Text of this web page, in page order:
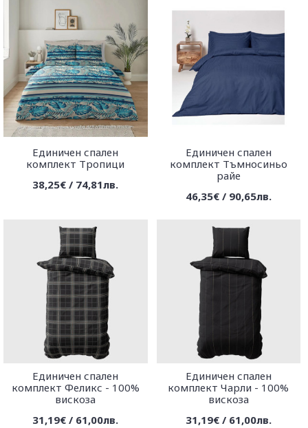
Единичен спален
комплект Тропици
38,25€ / 74,81лв.
Единичен спален
комплект Тъмносиньо
райе
46,35€ / 90,65лв.
Единичен спален
комплект Феликс - 100%
вискоза
31,19€ / 61,00лв.
Единичен спален
комплект Чарли - 100%
вискоза
31,19€ / 61,00лв.